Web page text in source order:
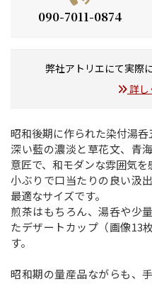
090-7011-0874
弊社アトリエにて実際
詳し
昭和後期に作られた染付湯呑
深い藍の濃淡と草花文、青
意匠で、和モダンな雰囲気を
小ぶりで口当たりの良い汲
最適なサイズです。
煎茶はもちろん、湯呑や少
たデザートカップ（画像13
す。
昭和期の量産品ながらも、